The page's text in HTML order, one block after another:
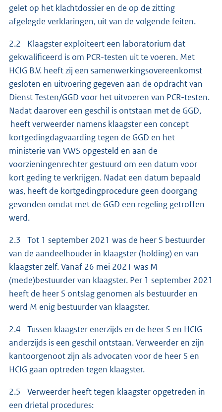
gelet op het klachtdossier en de op de zitting
afgelegde verklaringen, uit van de volgende feiten.
2.2 Klaagster exploiteert een laboratorium dat
gekwalificeerd is om PCR-testen uit te voeren. Met
HCIG B.V. heeft zij een samenwerkingsovereenkomst
gesloten en uitvoering gegeven aan de opdracht van
Dienst Testen/GGD voor het uitvoeren van PCR-testen.
Nadat daarover een geschil is ontstaan met de GGD,
heeft verweerder namens klaagster een concept
kortgedingdagvaarding tegen de GGD en het
ministerie van VWS opgesteld en aan de
voorzieningenrechter gestuurd om een datum voor
kort geding te verkrijgen. Nadat een datum bepaald
was, heeft de kortgedingprocedure geen doorgang
gevonden omdat met de GGD een regeling getroffen
werd.
2.3 Tot 1 september 2021 was de heer S bestuurder
van de aandeelhouder in klaagster (holding) en van
klaagster zelf. Vanaf 26 mei 2021 was M
(mede)bestuurder van klaagster. Per 1 september 2021
heeft de heer S ontslag genomen als bestuurder en
werd M enig bestuurder van klaagster.
2.4 Tussen klaagster enerzijds en de heer S en HCIG
anderzijds is een geschil ontstaan. Verweerder en zijn
kantoorgenoot zijn als advocaten voor de heer S en
HCIG gaan optreden tegen klaagster.
2.5 Verweerder heeft tegen klaagster opgetreden in
een drietal procedures: